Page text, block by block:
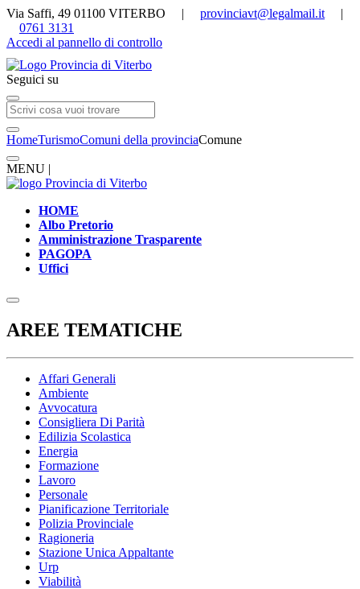
Via Saffi, 49 01100 VITERBO | provinciavt@legalmail.it |
0761 3131
Accedi al pannello di controllo
Seguici su
HomeTurismoComuni della provinciaComune
MENU |
HOME
Albo Pretorio
Amministrazione Trasparente
PAGOPA
Uffici
AREE TEMATICHE
Affari Generali
Ambiente
Avvocatura
Consigliera Di Parità
Edilizia Scolastica
Energia
Formazione
Lavoro
Personale
Pianificazione Territoriale
Polizia Provinciale
Ragioneria
Stazione Unica Appaltante
Urp
Viabilità